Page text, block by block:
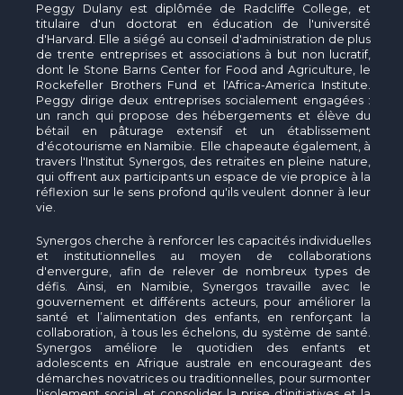
Peggy Dulany est diplômée de Radcliffe College, et
titulaire d'un doctorat en éducation de l'université
d'Harvard. Elle a siégé au conseil d'administration de plus
de trente entreprises et associations à but non lucratif,
dont le Stone Barns Center for Food and Agriculture, le
Rockefeller Brothers Fund et l'Africa-America Institute.
Peggy dirige deux entreprises socialement engagées :
un ranch qui propose des hébergements et élève du
bétail en pâturage extensif et un établissement
d'écotourisme en Namibie. Elle chapeaute également, à
travers l'Institut Synergos, des retraites en pleine nature,
qui offrent aux participants un espace de vie propice à la
réflexion sur le sens profond qu'ils veulent donner à leur
vie.
Synergos cherche à renforcer les capacités individuelles
et institutionnelles au moyen de collaborations
d'envergure, afin de relever de nombreux types de
défis. Ainsi, en Namibie, Synergos travaille avec le
gouvernement et différents acteurs, pour améliorer la
santé et l’alimentation des enfants, en renforçant la
collaboration, à tous les échelons, du système de santé.
Synergos améliore le quotidien des enfants et
adolescents en Afrique australe en encourageant des
démarches novatrices ou traditionnelles, pour surmonter